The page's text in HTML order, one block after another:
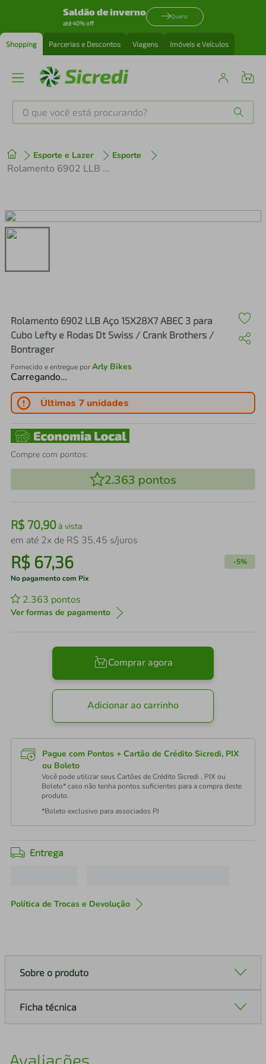
Saldão de inverno
até 40% off
Quero
Shopping Parcerias e Descontos Viagens Imóveis e Veículos
O que você está procurando?
Esporte e Lazer Esporte
Rolamento 6902 LLB Aço 15X28X7 ABEC 3 para Cubo Lefty e Rodas Dt Swiss / Crank Brothers / Bontrager
Rolamento 6902 LLB Aço 15X28X7 ABEC 3 para
Cubo Lefty e Rodas Dt Swiss / Crank Brothers /
Bontrager
Fornecido e entregue porArly Bikes
Carregando…
Últimas 7 unidades
Compre com pontos:
2.363 pontos
R$ 70,90à vista
em até 2x de R$ 35,45 s/juros
R$ 67,36 -5%
No pagamento com Pix
2.363 pontos
Ver formas de pagamento
Comprar agora
Adicionar ao carrinho
Pague com Pontos + Cartão de Crédito Sicredi, PIX
ou Boleto
Você pode utilizar seus Cartões de Crédito Sicredi , PIX ou
Boleto* caso não tenha pontos suficientes para a compra deste
produto.
*Boleto exclusivo para associados PJ
Entrega
Política de Trocas e Devolução
Sobre o produto
Ficha técnica
Avaliações
1º tenis